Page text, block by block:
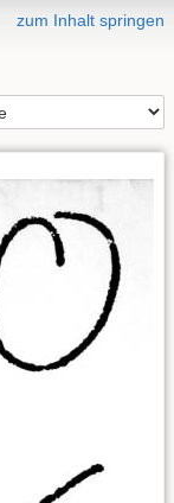
zum Inhalt springen